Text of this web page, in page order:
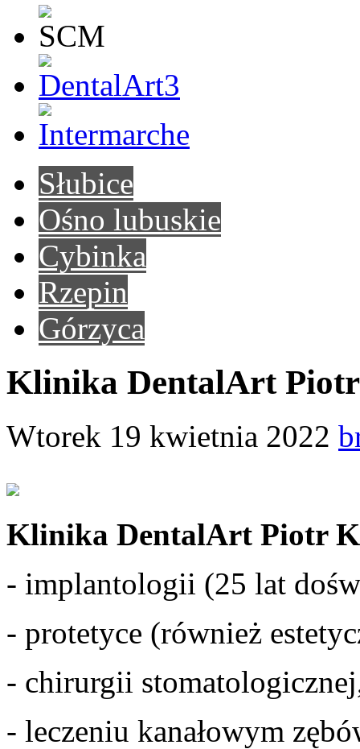
Słubice
Ośno lubuskie
Cybinka
Rzepin
Górzyca
Klinika DentalArt
Wtorek 19 kwietnia 2022
Klinika DentalArt Piotr
- implantologii (25 lat
- protetyce (również
- chirurgii
- leczeniu kanałowym